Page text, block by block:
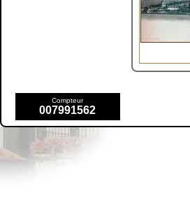
Compteur
007991562